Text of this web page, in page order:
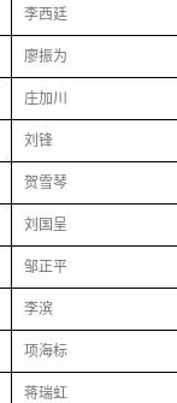
李西廷
廖振为
庄加川
刘锋
贺雪琴
刘国呈
邹正平
李滨
项海标
蒋瑞虹